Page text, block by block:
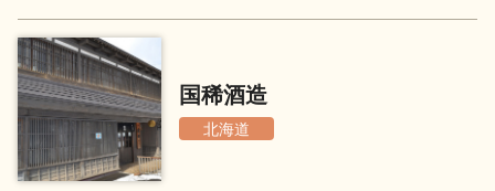
蔵元紀行
国稀酒造
北海道